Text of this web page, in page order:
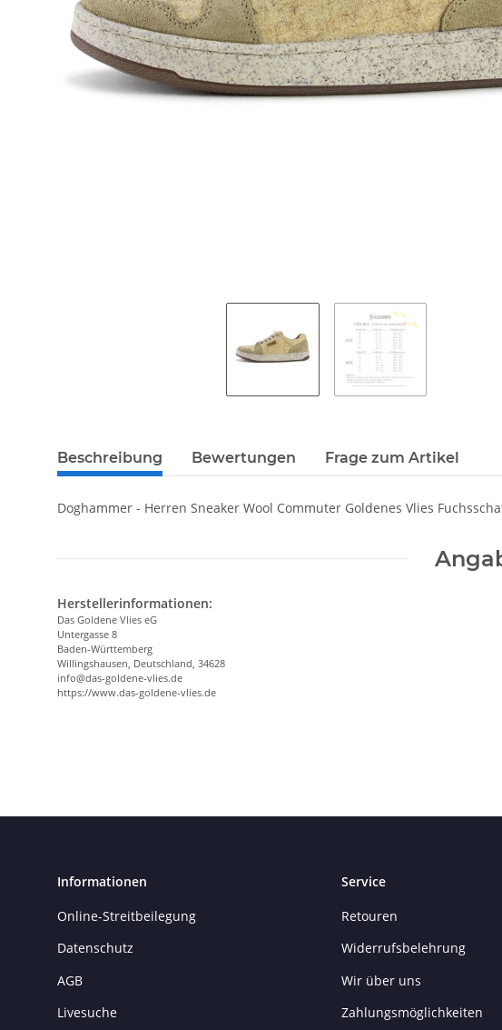
Beschreibung Bewertungen Frage zum Artikel
Doghammer - Herren Sneaker Wool Commuter Goldenes Vlies
Herstellerinformationen:
Das Goldene Vlies eG
Untergasse 8
Baden-Württemberg
Willingshausen, Deutschland, 34628
info@das-goldene-vlies.de
https://www.das-goldene-vlies.de
Informationen
Online-Streitbeilegung
Datenschutz
AGB
Livesuche
Service
Retouren
Widerrufsbelehrung
Wir über uns
Zahlungsmöglichkeiten